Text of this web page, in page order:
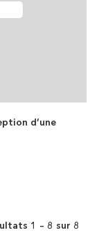
d’une
1 – 8 sur 8